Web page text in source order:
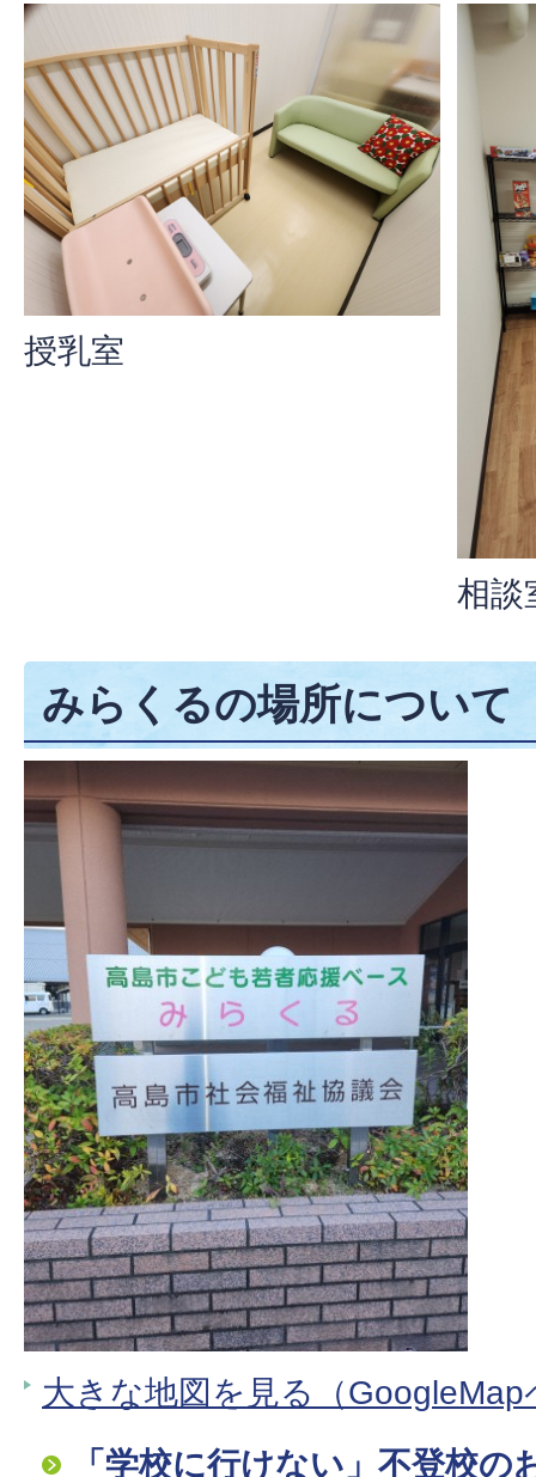
授乳室
相談
みらくるの場所について
大きな地図を見る（GoogleMap
「学校に行けない」不登校の